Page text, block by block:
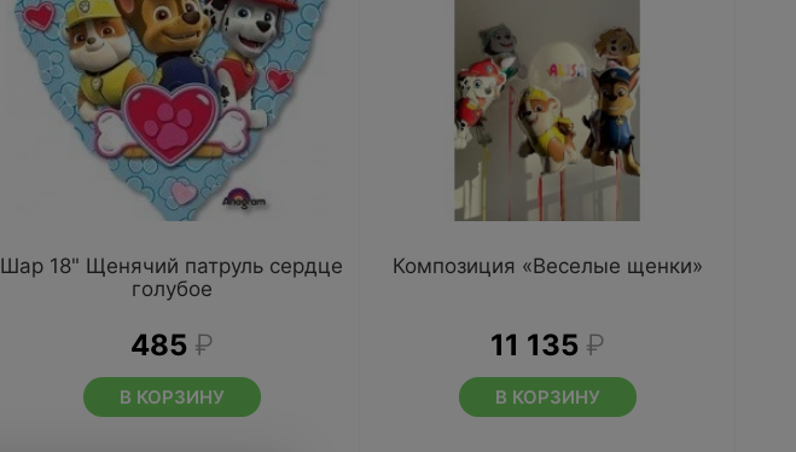
Шар 18" Щенячий патруль сердце
голубое
485 ₽
В КОРЗИНУ
Композиция «Веселые щенки»
11 135 ₽
В КОРЗИНУ